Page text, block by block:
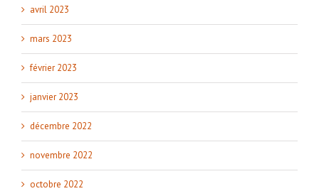
avril 2023
mars 2023
février 2023
janvier 2023
décembre 2022
novembre 2022
octobre 2022